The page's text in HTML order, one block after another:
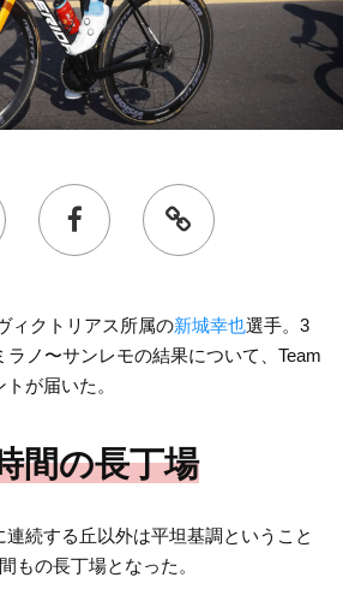
ィクトリアス所属の新城幸也選手。3
ラノ〜サンレモの結果について、Team
が届いた。
間の長丁場
続する丘以外は平坦基調ということ
もの長丁場となった。